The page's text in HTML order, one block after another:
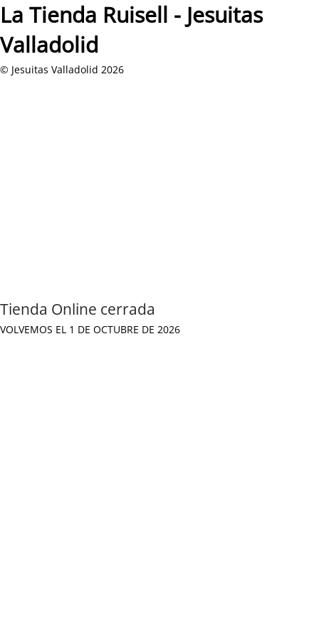
La Tienda Ruisell - Jesuitas
Valladolid
Tienda Online cerrada
VOLVEMOS EL 1 DE OCTUBRE DE 2026
© Jesuitas Valladolid 2026